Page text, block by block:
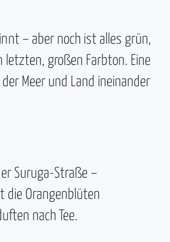
– aber noch ist alles grün,
letzten, großen Farbton. Eine
Meer und Land ineinander
Suruga-Straße –
die Orangenblüten
nach Tee.